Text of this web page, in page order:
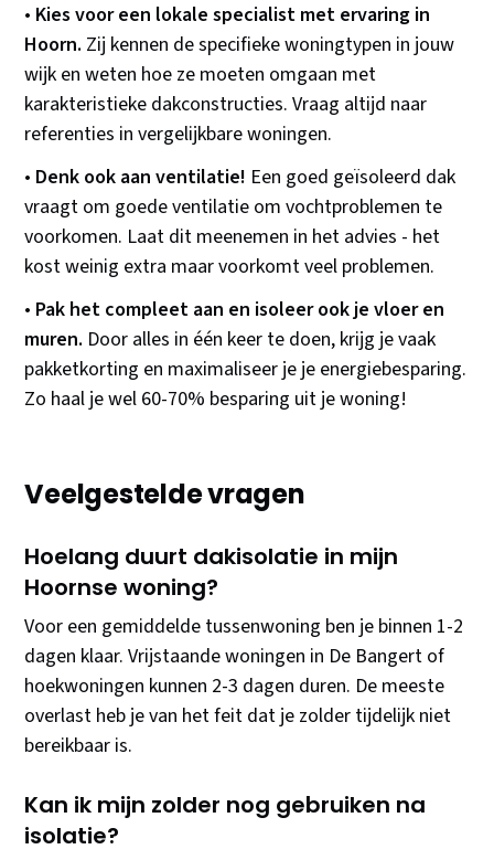
• Kies voor een lokale specialist met ervaring in
Hoorn. Zij kennen de specifieke woningtypen in jouw
wijk en weten hoe ze moeten omgaan met
karakteristieke dakconstructies. Vraag altijd naar
referenties in vergelijkbare woningen.
• Denk ook aan ventilatie! Een goed geïsoleerd dak
vraagt om goede ventilatie om vochtproblemen te
voorkomen. Laat dit meenemen in het advies - het
kost weinig extra maar voorkomt veel problemen.
• Pak het compleet aan en isoleer ook je vloer en
muren. Door alles in één keer te doen, krijg je vaak
pakketkorting en maximaliseer je je energiebesparing.
Zo haal je wel 60-70% besparing uit je woning!
Veelgestelde vragen
Hoelang duurt dakisolatie in mijn
Hoornse woning?
Voor een gemiddelde tussenwoning ben je binnen 1-2
dagen klaar. Vrijstaande woningen in De Bangert of
hoekwoningen kunnen 2-3 dagen duren. De meeste
overlast heb je van het feit dat je zolder tijdelijk niet
bereikbaar is.
Kan ik mijn zolder nog gebruiken na
isolatie?